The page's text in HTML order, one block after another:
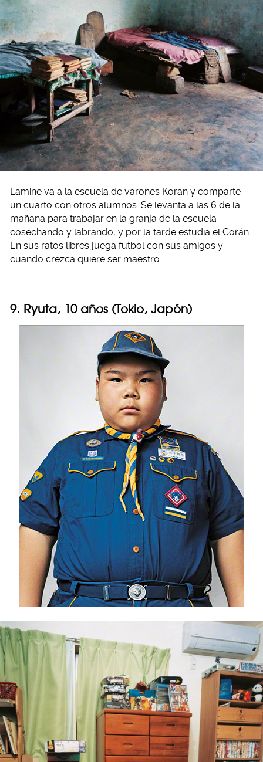
Lamine va a la escuela de varones Koran y comparte
un cuarto con otros alumnos. Se levanta a las 6 de la
mañana para trabajar en la granja de la escuela
cosechando y labrando, y por la tarde estudia el Corán.
En sus ratos libres juega futbol con sus amigos y
cuando crezca quiere ser maestro.
9. Ryuta, 10 años (Tokio, Japón)